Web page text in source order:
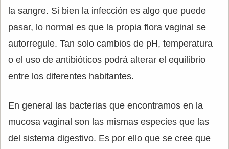
la sangre. Si bien la infección es algo que puede
pasar, lo normal es que la propia flora vaginal se
autorregule. Tan solo cambios de pH, temperatura
o el uso de antibióticos podrá alterar el equilibrio
entre los diferentes habitantes.
En general las bacterias que encontramos en la
mucosa vaginal son las mismas especies que las
del sistema digestivo. Es por ello que se cree que